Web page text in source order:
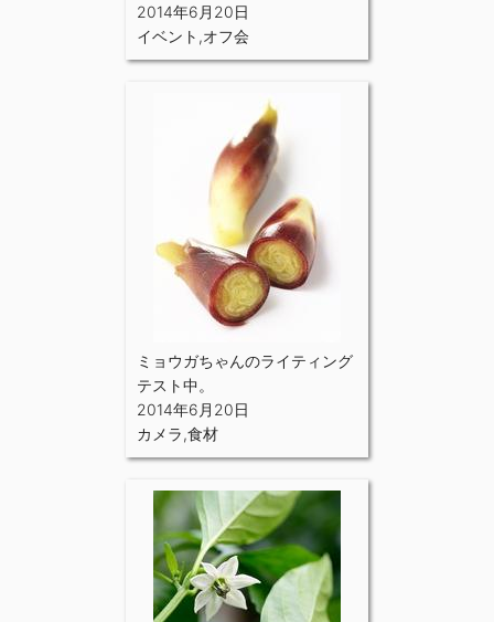
2014年6月20日
イベント ,オフ会
ミョウガちゃんのライティング
テスト中。
2014年6月20日
カメラ,食材